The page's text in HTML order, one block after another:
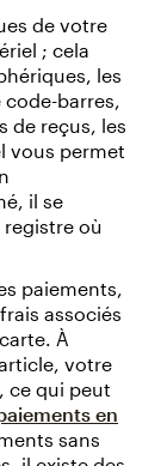
de votre
; cela
les
code-barres,
de reçus, les
vous permet
il se
où
paiements,
associés
À
votre
ce qui peut
en
sans